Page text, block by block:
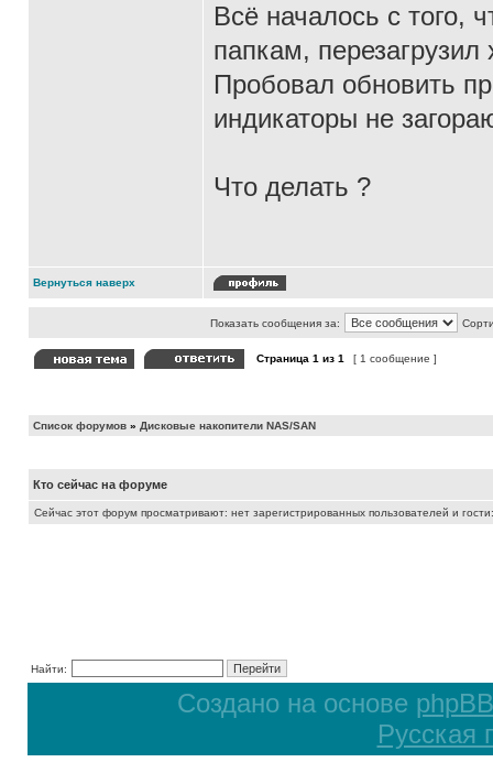
Всё началось с того,
папкам,
Пробовал обновить
индикаторы не
Что делать ?
Вернуться наверх
Показать сообщения за:
Страница 1 из 1 [ 1 сообщение ]
Список форумов » Дисковые накопители NAS/SAN
Кто сейчас на форуме
Сейчас этот форум просматривают: нет зарегистрированных пользователей и
Найти:
Создано на основе phpBB
Русская